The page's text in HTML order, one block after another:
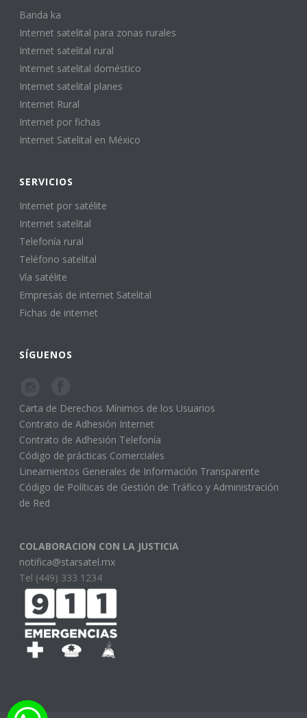
Banda ka
Internet satelital para zonas rurales
Internet satelital rural
Internet satelital doméstico
Internet satelital planes
Internet Rural
Internet por fichas
Internet Satelital en México
SERVICIOS
Internet por satélite
Internet satelital
Telefonía rural
Teléfono satelital
Vía satélite
Empresas de internet Satelital
Fichas de internet
SÍGUENOS
Carta de Derechos Mínimos de los Usuarios
Contrato de Adhesión Internet
Contrato de Adhesión Telefonía
Código de prácticas Comerciales
Lineamientos Generales de Información Transparente
Código de Políticas de Gestión de Tráfico y Administración
de Red
COLABORACION CON LA JUSTICIA
notifica@starsatel.mx
Tel (449) 333 1234